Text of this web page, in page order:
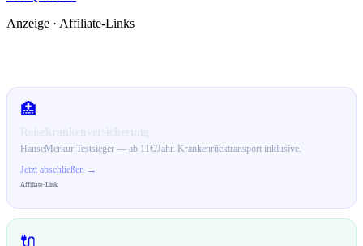
Anzeige · Affiliate-Links
🏥
HanseMerkur Testsieger — ab 11€/Jahr. Krankenrücktransport inklusive.
Jetzt abschließen →
Affiliate-Link
🔌